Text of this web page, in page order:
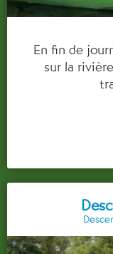
En fin de
sur la